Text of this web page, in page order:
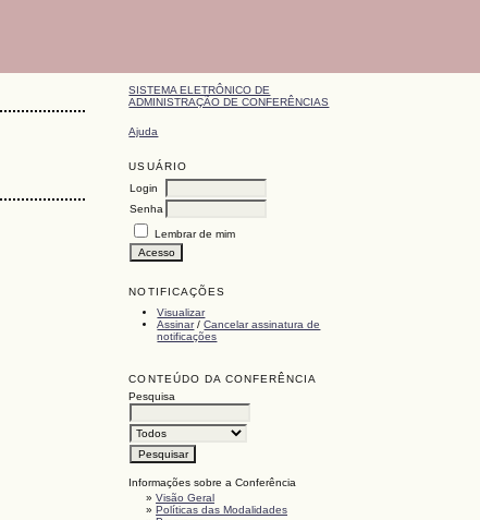
SISTEMA ELETRÔNICO DE
ADMINISTRAÇÃO DE CONFERÊNCIAS
Ajuda
USUÁRIO
Login
Senha
Lembrar de mim
NOTIFICAÇÕES
Visualizar
Assinar/Cancelar assinatura de
notificações
CONTEÚDO DA CONFERÊNCIA
Pesquisa
Informações sobre a Conferência
»Visão Geral
»Políticas das Modalidades